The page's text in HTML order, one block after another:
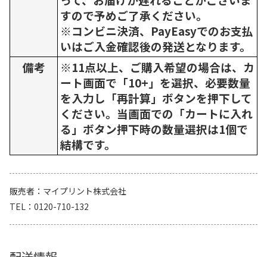
すので予めご了承ください。
※コンビニ決済、PayEasyでのお支払
いはご入金確認後の発送となります。
備考
※11点以上、ご購入希望の場合は、カ
ート画面で「10+」を選択、必要数量
を入力し「再計算」ボタンを押下して
ください。当画面での「カートに入れ
る」ボタン押下時の数量選択は1個で
結構です。
販売者
マイプリント株式会社
TEL
0120-710-132